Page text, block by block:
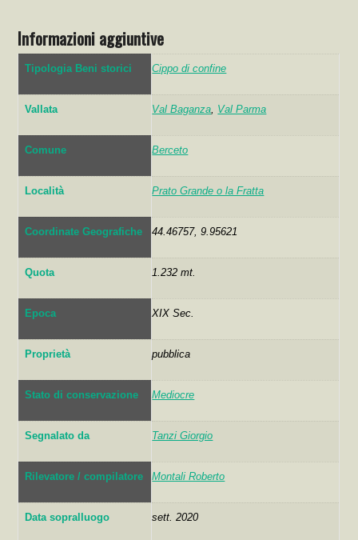
Informazioni aggiuntive
Tipologia Beni storici Cippo di confine
Vallata Val Baganza, Val Parma
Comune Berceto
Località Prato Grande o la Fratta
Coordinate Geografiche 44.46757, 9.95621
Quota 1.232 mt.
Epoca XIX Sec.
Proprietà pubblica
Stato di conservazione Mediocre
Segnalato da Tanzi Giorgio
Rilevatore / compilatore Montali Roberto
Data sopralluogo sett. 2020